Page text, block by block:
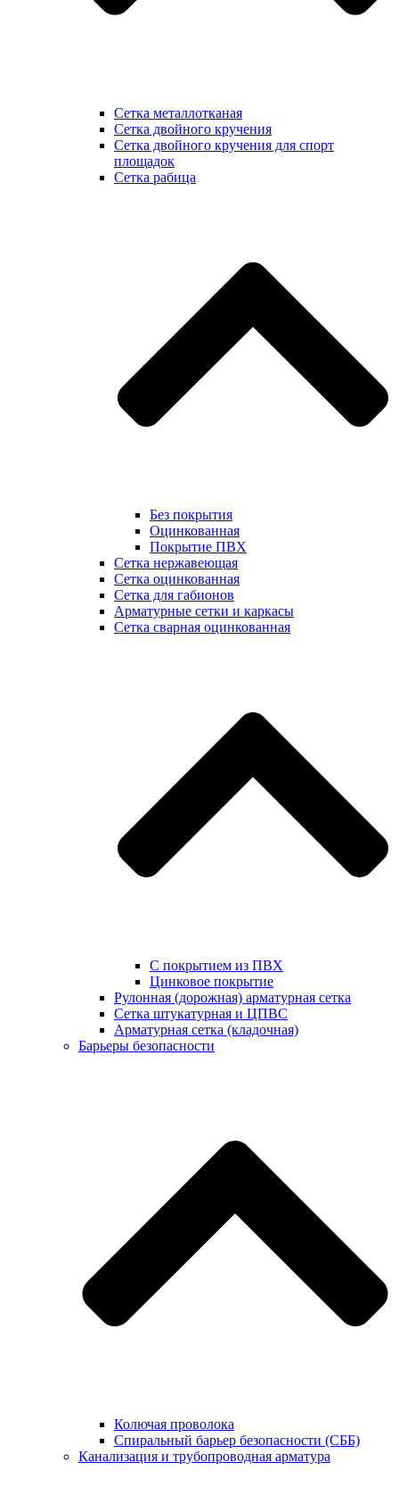
Сетка металлотканая
Сетка двойного кручения
Сетка двойного кручения для спорт
площадок
Сетка рабица
Без покрытия
Оцинкованная
Покрытие ПВХ
Сетка нержавеющая
Сетка оцинкованная
Сетка для габионов
Арматурные сетки и каркасы
Сетка сварная оцинкованная
С покрытием из ПВХ
Цинковое покрытие
Рулонная (дорожная) арматурная сетка
Сетка штукатурная и ЦПВС
Арматурная сетка (кладочная)
Барьеры безопасности
Колючая проволока
Спиральный барьер безопасности (СББ)
Канализация и трубопроводная арматура